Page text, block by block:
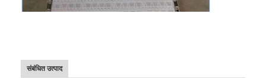
संबंधित उत्पाद